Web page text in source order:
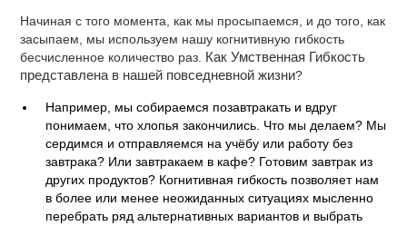
Начиная с того момента, как мы просыпаемся, и до того, как
засыпаем, мы используем нашу когнитивную гибкость
бесчисленное количество раз. Как Умственная Гибкость
представлена в нашей повседневной жизни?
Например, мы собираемся позавтракать и вдруг
понимаем, что хлопья закончились. Что мы делаем? Мы
сердимся и отправляемся на учёбу или работу без
завтрака? Или завтракаем в кафе? Готовим завтрак из
других продуктов? Когнитивная гибкость позволяет нам
в более или менее неожиданных ситуациях мысленно
перебрать ряд альтернативных вариантов и выбрать